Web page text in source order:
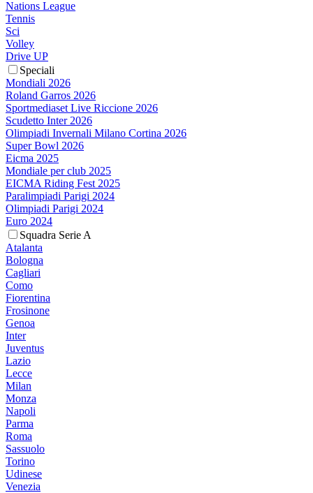
Nations League
Tennis
Sci
Volley
Drive UP
Speciali
Mondiali 2026
Roland Garros 2026
Sportmediaset Live Riccione 2026
Scudetto Inter 2026
Olimpiadi Invernali Milano Cortina 2026
Super Bowl 2026
Eicma 2025
Mondiale per club 2025
EICMA Riding Fest 2025
Paralimpiadi Parigi 2024
Olimpiadi Parigi 2024
Euro 2024
Squadra Serie A
Atalanta
Bologna
Cagliari
Como
Fiorentina
Frosinone
Genoa
Inter
Juventus
Lazio
Lecce
Milan
Monza
Napoli
Parma
Roma
Sassuolo
Torino
Udinese
Venezia